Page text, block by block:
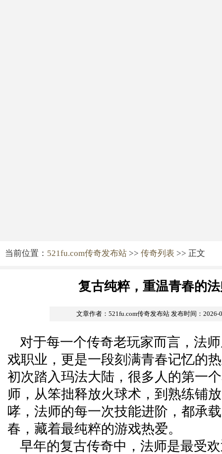
当前位置： 521fu.com传奇发布站 >> 传奇列表 >> 正文
复古纯粹，重温青春的
文章作者：521fu.com传奇发布站 发布时间：2026-
对于每一个传奇老玩家而言，法
戏职业，更是一段刻满青春记忆的
初次踏入玛法大陆，很多人的第一
师，从笨拙释放火球术，到熟练铺
哮，法师的每一次技能进阶，都承
春，藏着最纯粹的游戏热爱。
早年的复古传奇中，法师是最受